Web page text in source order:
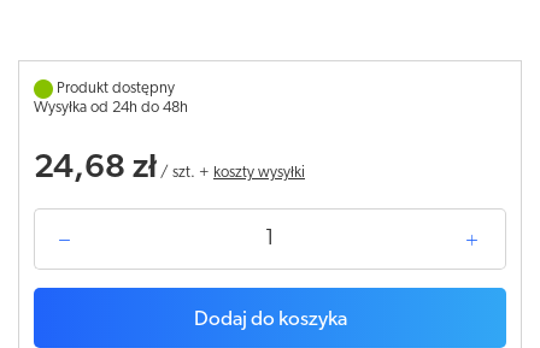
Produkt dostępny
Wysyłka od 24h do 48h
24,68 zł / szt. + koszty wysyłki
Dodaj do koszyka